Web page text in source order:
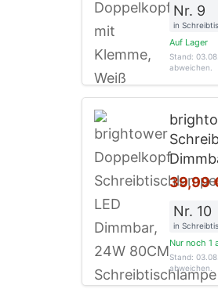
Nr. 9
in
Auf Lager
Stand:
abweichen.
39,99
Nr. 10
in
Nur noch 1
Stand:
abweichen.